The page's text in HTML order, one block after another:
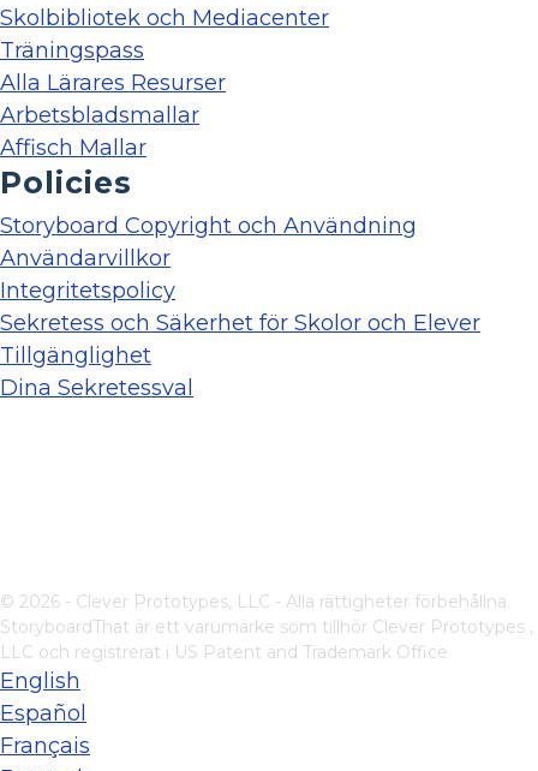
Skolbibliotek och Mediacenter
Träningspass
Alla Lärares Resurser
Arbetsbladsmallar
Affisch Mallar
Policies
Storyboard Copyright och Användning
Användarvillkor
Integritetspolicy
Sekretess och Säkerhet för Skolor och Elever
Tillgänglighet
Dina Sekretessval
© 2026 - Clever Prototypes, LLC - Alla rättigheter förbehållna.
StoryboardThat är ett varumärke som tillhör Clever Prototypes ,
LLC och registrerat i US Patent and Trademark Office
English
Español
Français